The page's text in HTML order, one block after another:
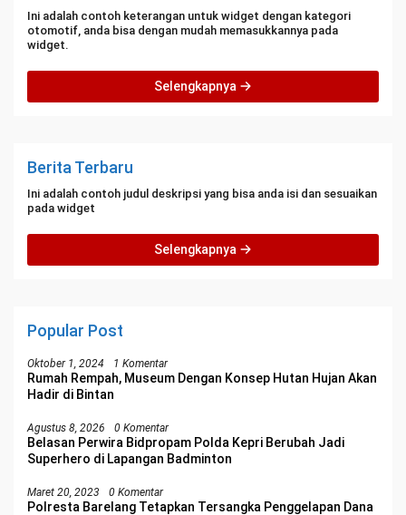
Ini adalah contoh keterangan untuk widget dengan kategori
otomotif, anda bisa dengan mudah memasukkannya pada
widget.
Selengkapnya
Berita Terbaru
Ini adalah contoh judul deskripsi yang bisa anda isi dan sesuaikan
pada widget
Selengkapnya
Popular Post
Oktober 1, 2024 1 Komentar
Rumah Rempah, Museum Dengan Konsep Hutan Hujan Akan
Hadir di Bintan
Agustus 8, 2026 0 Komentar
Belasan Perwira Bidpropam Polda Kepri Berubah Jadi
Superhero di Lapangan Badminton
Maret 20, 2023 0 Komentar
Polresta Barelang Tetapkan Tersangka Penggelapan Dana